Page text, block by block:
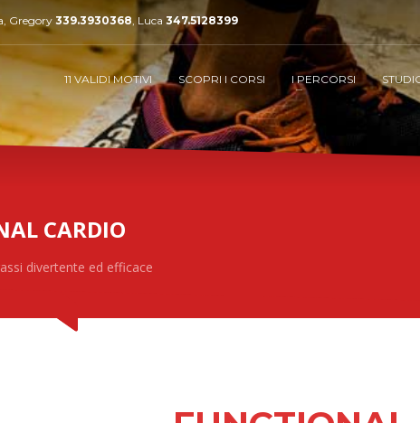
Gregory 339.3930368, Luca 347.5128399
11 VALIDI MOTIVI SCOPRI I CORSI I PERCORSI
CARDIO
divertente ed efficace